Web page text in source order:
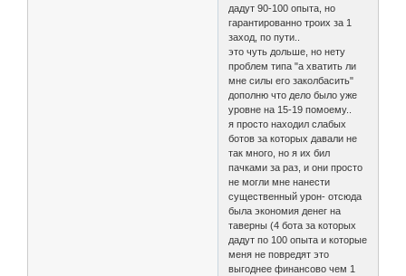
дадут 90-100 опыта, но
гарантированно троих за 1
заход, по пути..
это чуть дольше, но нету
проблем типа "а хватить ли
мне силы его заколбасить"
дополню что дело было уже
уровне на 15-19 помоему..
я просто находил слабых
ботов за которых давали не
так много, но я их бил
пачками за раз, и они просто
не могли мне нанести
существенный урон- отсюда
была экономия денег на
таверны (4 бота за которых
дадут по 100 опыта и которые
меня не повредят это
выгоднее финансово чем 1